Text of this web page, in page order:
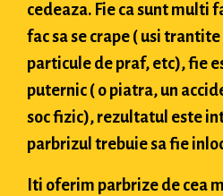
cedeaza. Fie ca sunt multi
fac sa se crape ( usi
particule de praf, etc), fie
puternic ( o piatra, un
soc fizic), rezultatul este
parbrizul trebuie sa fie
Iti oferim parbrize de cea